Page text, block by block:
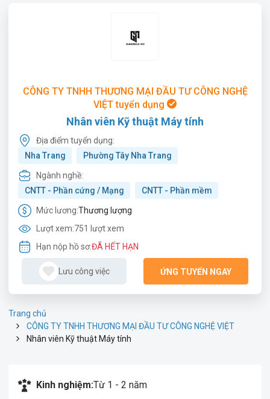
CÔNG TY TNHH THƯƠNG MẠI ĐẦU TƯ CÔNG NGHỆ
VIỆT tuyển dụng
Nhân viên Kỹ thuật Máy tính
Địa điểm tuyển dụng:
Nha Trang
Phường Tây Nha Trang
Ngành nghề:
CNTT - Phần cứng / Mạng
CNTT - Phần mềm
Mức lương:Thương lượng
Lượt xem:751 lượt xem
Hạn nộp hồ sơ:ĐÃ HẾT HẠN
Lưu công việc ỨNG TUYỂN NGAY
Trang chủ
CÔNG TY TNHH THƯƠNG MẠI ĐẦU TƯ CÔNG NGHỆ VIỆT
Nhân viên Kỹ thuật Máy tính
Kinh nghiệm:Từ 1 - 2 năm